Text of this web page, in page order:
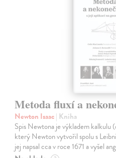
Metoda fluxí a
Newton Isaac| Kniha
Spis Newtona je výkladem
který Newton vytvořil spolu s
jej napsal cca v roce 1671 a vyšel